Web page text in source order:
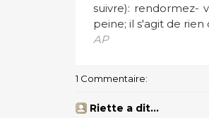
suivre): rendormez-
peine; il s'agit de
AP
1 Commentaire:
Riette a dit…